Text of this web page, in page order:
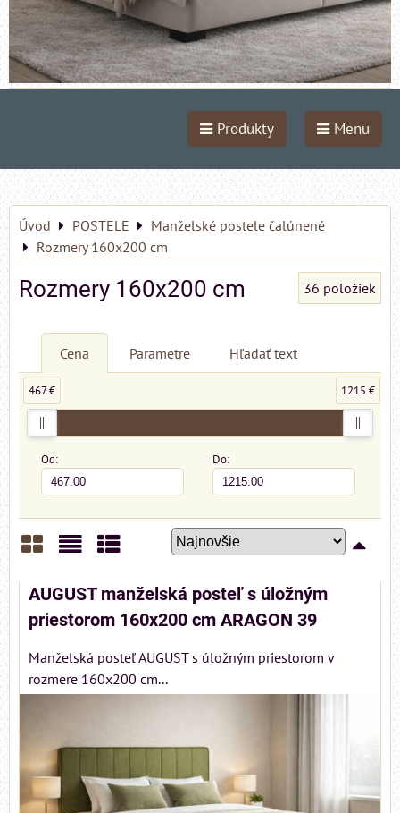
Produkty Menu
Úvod POSTELE
Manželské postele čalúnené
Rozmery 160x200 cm
Rozmery 160x200 cm 36 položiek
Cena Parametre Hľadať text
Od: Do:
467 € 1215 €
Mriežka
AUGUST manželská posteľ s úložným
priestorom 160x200 cm ARAGON 39
Manželská posteľ AUGUST s úložným priestorom v
rozmere 160x200 cm...